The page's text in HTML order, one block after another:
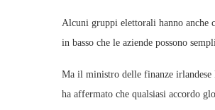
Alcuni gruppi elettorali hanno anche
in basso che le aziende possono
Ma il ministro delle finanze irlandese
ha affermato che qualsiasi accordo